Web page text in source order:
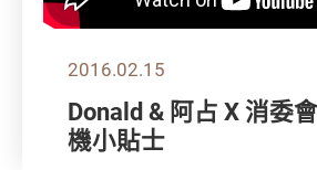
2016.02.15
Donald & 阿占 X 消委
機小貼士